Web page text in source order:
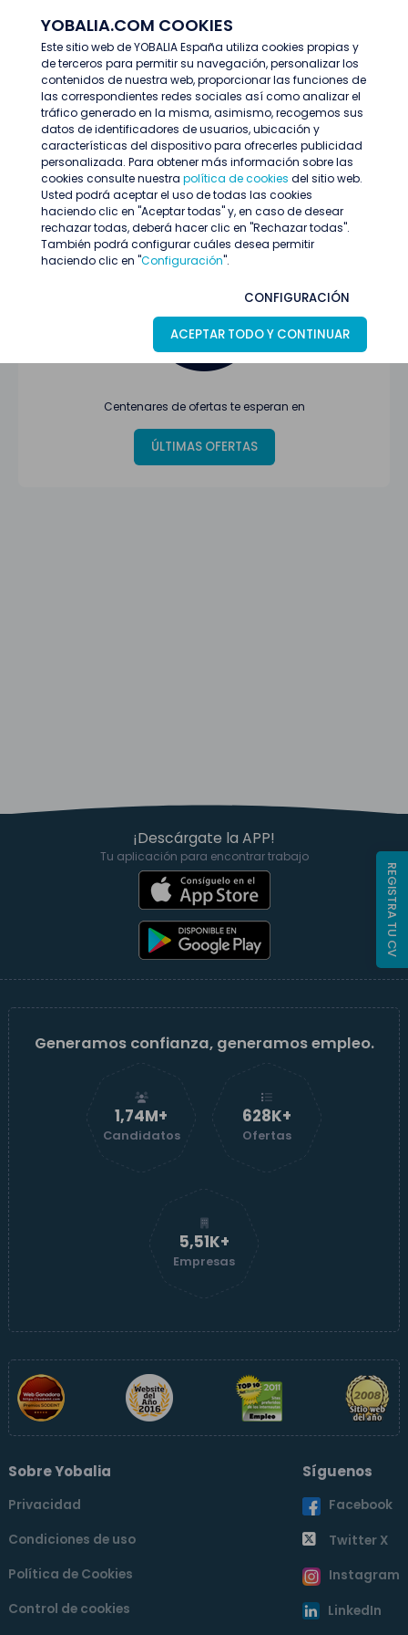
YOBALIA.COM COOKIES
Este sitio web de YOBALIA España utiliza cookies propias y
de terceros para permitir su navegación, personalizar los
contenidos de nuestra web, proporcionar las funciones de
las correspondientes redes sociales así como analizar el
tráfico generado en la misma, asimismo, recogemos sus
datos de identificadores de usuarios, ubicación y
características del dispositivo para ofrecerles publicidad
personalizada. Para obtener más información sobre las
cookies consulte nuestra política de cookies del sitio web.
Usted podrá aceptar el uso de todas las cookies
haciendo clic en "Aceptar todas" y, en caso de desear
rechazar todas, deberá hacer clic en "Rechazar todas".
También podrá configurar cuáles desea permitir
haciendo clic en "Configuración".
CONFIGURACIÓN
ACEPTAR TODO Y CONTINUAR
Últimas ofertas
Oferta no encontrada o ha finalizado su
proceso de selección
Centenares de ofertas te esperan en
ÚLTIMAS OFERTAS
¡Descárgate la APP!
Tu aplicación para encontrar trabajo
Generamos confianza, generamos empleo.
1,74M+
Candidatos
629K+
Ofertas
5,51K+
Empresas
Sobre Yobalia
Privacidad
Condiciones de uso
Política de Cookies
Control de cookies
Síguenos
Facebook
Twitter X
Instagram
LinkedIn
REGISTRA TU CV